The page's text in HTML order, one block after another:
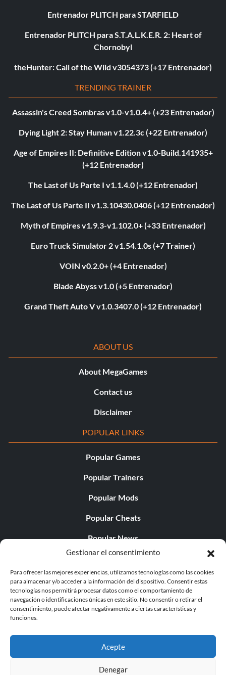
Gestionar el consentimiento
Para ofrecer las mejores experiencias, utilizamos tecnologías como las cookies
para almacenar y/o acceder a la información del dispositivo. Consentir estas
tecnologías nos permitirá procesar datos como el comportamiento de
navegación o identificaciones únicas en este sitio. No consentir o retirar el
consentimiento, puede afectar negativamente a ciertas características y
funciones.
Acepte
Denegar
Entrenador PLITCH para STARFIELD
Entrenador PLITCH para S.T.A.L.K.E.R. 2: Heart of
Chornobyl
theHunter: Call of the Wild v3054373 (+17 Entrenador)
TRENDING TRAINER
Assassin's Creed Sombras v1.0-v1.0.4+ (+23 Entrenador)
Dying Light 2: Stay Human v1.22.3c (+22 Entrenador)
Age of Empires II: Definitive Edition v1.0-Build.141935+
(+12 Entrenador)
The Last of Us Parte I v1.1.4.0 (+12 Entrenador)
The Last of Us Parte II v1.3.10430.0406 (+12 Entrenador)
Myth of Empires v1.9.3-v1.102.0+ (+33 Entrenador)
Euro Truck Simulator 2 v1.54.1.0s (+7 Trainer)
VOIN v0.2.0+ (+4 Entrenador)
Blade Abyss v1.0 (+5 Entrenador)
Grand Theft Auto V v1.0.3407.0 (+12 Entrenador)
ABOUT US
About MegaGames
Contact us
Disclaimer
POPULAR LINKS
Popular Games
Popular Trainers
Popular Mods
Popular Cheats
Popular News
Popular Editorials
Popular Free Games
LATEST UPDATES